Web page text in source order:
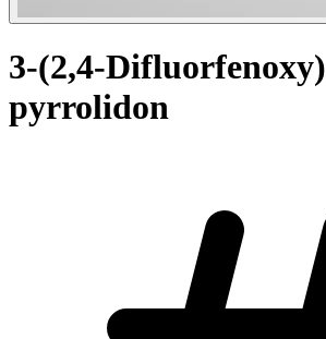
3-(2,4-Difluorfenoxy)
pyrrolidon